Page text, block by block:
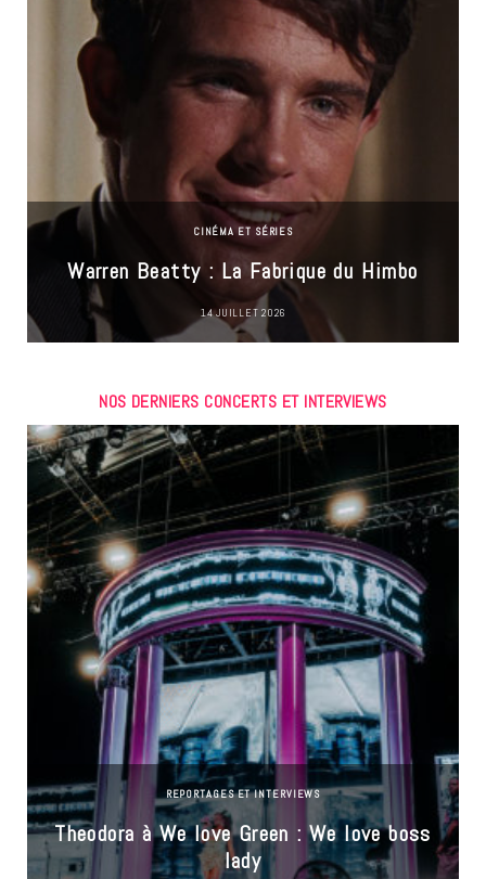
CINÉMA ET SÉRIES
Warren Beatty : La Fabrique du Himbo
14 JUILLET 2026
NOS DERNIERS CONCERTS ET INTERVIEWS
REPORTAGES ET INTERVIEWS
Theodora à We love Green : We love boss
lady